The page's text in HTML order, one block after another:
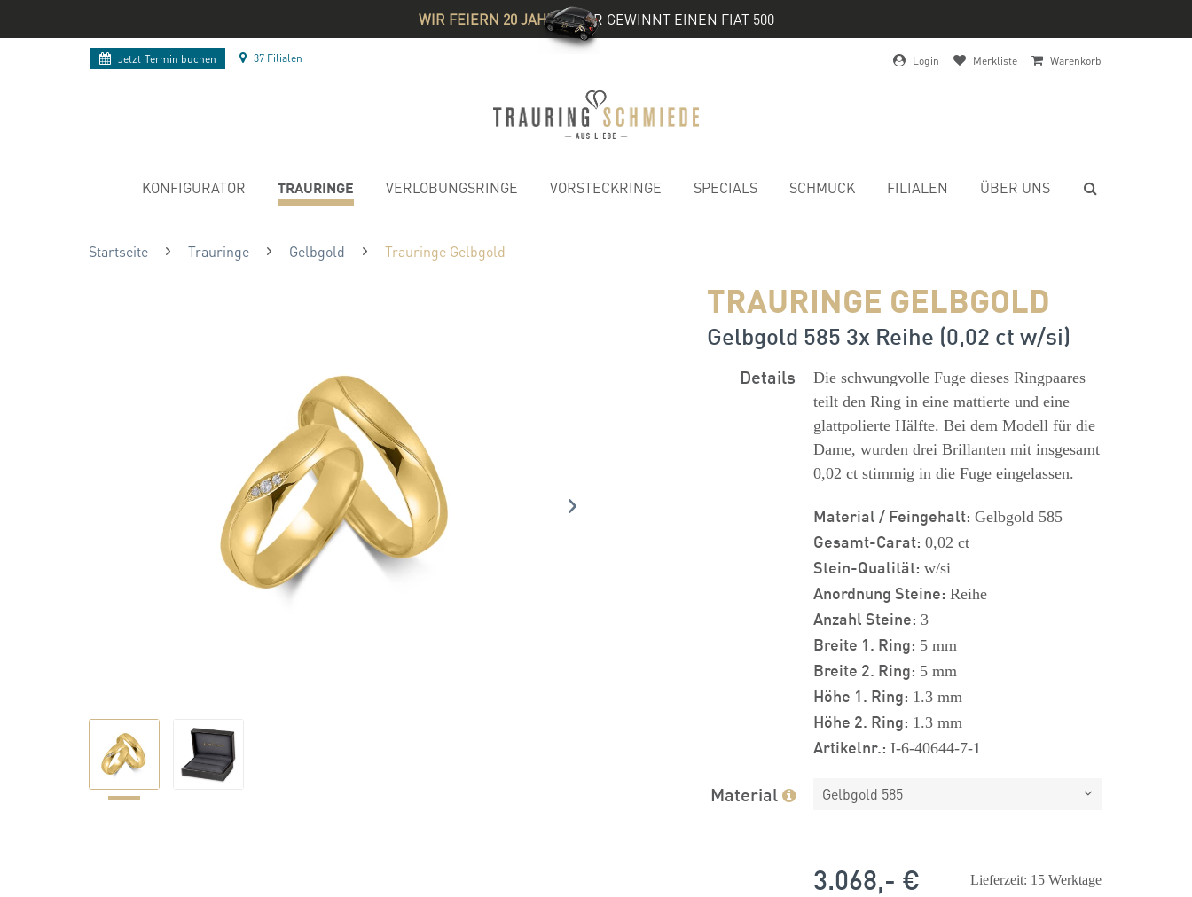
WIR FEIERN 20 JAHRE& IHR GEWINNT EINEN FIAT 500
Jetzt Termin buchen 37 Filialen Login Merkliste Warenkorb
KONFIGURATOR TRAURINGE VERLOBUNGSRINGE VORSTECKRINGE SPECIALS SCHMUCK FILIALEN ÜBER UNS
Startseite Trauringe Gelbgold Trauringe Gelbgold
TRAURINGE GELBGOLD
Gelbgold 585 3x Reihe (0,02 ct w/si)
Details
Die schwungvolle Fuge dieses Ringpaares
teilt den Ring in eine mattierte und eine
glattpolierte Hälfte. Bei dem Modell für die
Dame, wurden drei Brillanten mit insgesamt
0,02 ct stimmig in die Fuge eingelassen.
Material / Feingehalt: Gelbgold 585
Gesamt-Carat: 0,02 ct
Stein-Qualität: w/si
Anordnung Steine: Reihe
Anzahl Steine: 3
Breite 1. Ring: 5 mm
Breite 2. Ring: 5 mm
Höhe 1. Ring: 1.3 mm
Höhe 2. Ring: 1.3 mm
Artikelnr.: I-6-40644-7-1
Material Gelbgold 585
Lieferzeit: 15 Werktage
3.068,- €